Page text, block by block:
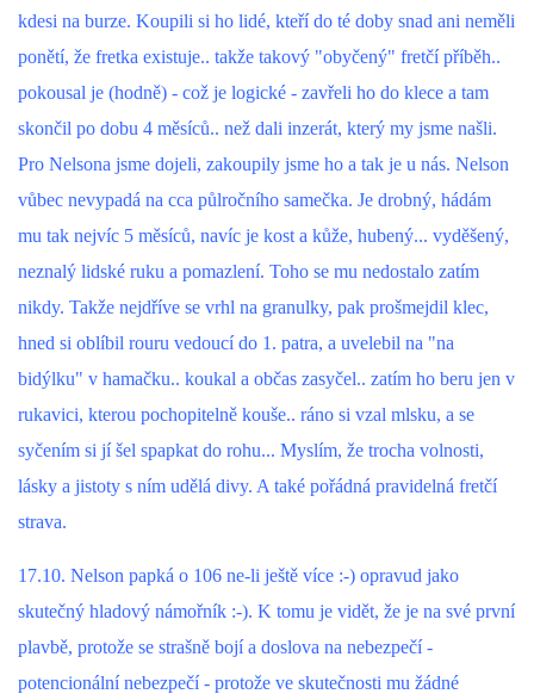
DFD - DOMOV FRETČÍCH DŮCHODCŮ
PODMÍNKY PŘEVZETÍ FRETKY.
O FRETCE
O FRETCE
PÉČE O FRETKU
CHCI SI POŘÍDIT FRETKU
NEMOCI FRETEK
JAK FRETKA BYDLÍ
kdesi na burze. Koupili si ho lidé, kteří do té doby snad ani neměli
ponětí, že fretka existuje.. takže takový "obyčený" fretčí příběh..
pokousal je (hodně) - což je logické - zavřeli ho do klece a tam
skončil po dobu 4 měsíců.. než dali inzerát, který my jsme našli.
Pro Nelsona jsme dojeli, zakoupily jsme ho a tak je u nás. Nelson
vůbec nevypadá na cca půlročního samečka. Je drobný, hádám
mu tak nejvíc 5 měsíců, navíc je kost a kůže, hubený... vyděšený,
neznalý lidské ruku a pomazlení. Toho se mu nedostalo zatím
nikdy. Takže nejdříve se vrhl na granulky, pak prošmejdil klec,
hned si oblíbil rouru vedoucí do 1. patra, a uvelebil na "na
bidýlku" v hamačku.. koukal a občas zasyčel.. zatím ho beru jen v
rukavici, kterou pochopitelně kouše.. ráno si vzal mlsku, a se
syčením si jí šel spapkat do rohu... Myslím, že trocha volnosti,
lásky a jistoty s ním udělá divy. A také pořádná pravidelná fretčí
strava.
17.10. Nelson papká o 106 ne-li ještě více :-) opravud jako
skutečný hladový námořník :-). K tomu je vidět, že je na své první
plavbě, protože se strašně bojí a doslova na nebezpečí -
potencionální nebezpečí - protože ve skutečnosti mu žádné